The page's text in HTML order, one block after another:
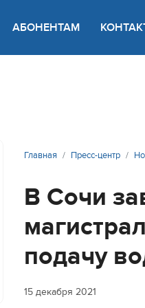
Версия для
АБОНЕНТАМ
Главная Пресс-центр
В Сочи
подачу
15 декабря 2021